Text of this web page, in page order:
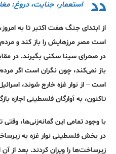
استعمار، جنایت، دروغ:
از ابتدای جنگ هفت اکتبر تا به
است مصر مرزهایش را باز کند و مردم
در صحرای سینا سکنی بگیرند. در
باز نمی‌کند، چون نگران است اگر
تاکنون، به آوارگان فلسطینی اجازه
با وجود تمامی این گمانه‌زنی‌ها،
در بخش فلسطینی نوار غزه به
زیرساخت‌ها را ویران کردند. بعد از